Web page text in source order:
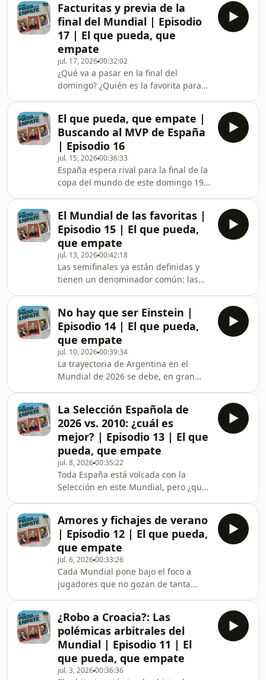
Facturitas y previa de la
final del Mundial | Episodio
17 | El que pueda, que
empate
jul. 17, 202600:32:02
¿Qué va a pasar en la final del
domingo? ¿Quién es la favorita para
En el último episodio de El que
pueda, que empate, Bruno Alemany,
Axel Torres y Antonio Romero hacen
repaso de su porra de ganadores,
goleadores y decepciones previa al
inicio del campeonato... y se pasan las
pertinentes facturas.
El que pueda, que empate |
Buscando al MVP de España
| Episodio 16
jul. 15, 202600:36:33
España espera rival para la final de la
copa del mundo de este domingo 19
Axel Torres y Antonio Romero?
¿Argentina o Inglaterra? Además,
intentan ponerse de acuerdo para
decidir quién está siendo el mejor
jugador de los de Luis de la Fuente.El
cromo del día es el inglés Elliot
Anderson. ¿Vale los 120 millones que
ha pagado el
El Mundial de las favoritas |
Episodio 15 | El que pueda,
que empate
jul. 13, 202600:42:18
Las semifinales ya están definidas y
tienen un denominador común: las
buena noticia para el fútbol? ¿Gana el
Mundial cuando llegan los equipos
más potentes a las rondas decisivas o
pierde parte de su magia al quedarse
sin sorpresas?Axel Torres, Bruno
Alemany y Antonio Romero además
un poco de polémica con las
eliminaciones de Nor
No hay que ser Einstein |
Episodio 14 | El que pueda,
que empate
jul. 10, 202600:39:34
La trayectoria de Argentina en el
Mundial de 2026 se debe, en gran
son varios los partidos de la
albiceleste en los que ha habido
algún tipo de controversia arbitral.
¿Hay premeditación por parte de los
colegiados? ¿Qué tiene que ver
Infantino con todo esto?Axel Torres,
Antonio Romero y Bruno Alemany lo
analizan todo en este epi
La Selección Española de
2026 vs. 2010: ¿cuál es
mejor? | Episodio 13 | El que
pueda, que empate
jul. 8, 202600:35:22
Toda España está volcada con la
Selección en este Mundial, pero ¿qué
En este episodio, Bruno Alemany, Axel
Torres, Antonio Romero y Laura
Martínez debaten sobre ello
analizando posición por
posición.Además, el cromo del día es
el centrocampista noruego Patrick
Berg.
Amores y fichajes de verano
| Episodio 12 | El que pueda,
que empate
jul. 6, 202600:33:26
Cada Mundial pone bajo el foco a
jugadores que no gozan de tanta
Torres y Antonio Romero debaten
sobre las principales sensaciones de
este Mundial y los jugadores que
podrían cambiar de equipo después
del torneo. También comentan la
¿Robo a Croacia?: Las
polémicas arbitrales del
Mundial | Episodio 11 | El
que pueda, que empate
jul. 3, 202600:36:36